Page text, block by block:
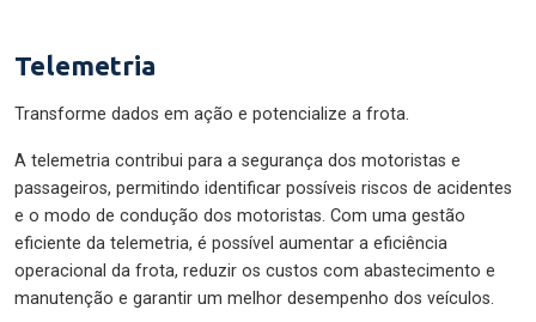
Telemetria
Transforme dados em ação e potencialize a frota.
A telemetria contribui para a segurança dos motoristas e
passageiros, permitindo identificar possíveis riscos de acidentes
e o modo de condução dos motoristas. Com uma gestão
eficiente da telemetria, é possível aumentar a eficiência
operacional da frota, reduzir os custos com abastecimento e
manutenção e garantir um melhor desempenho dos veículos.